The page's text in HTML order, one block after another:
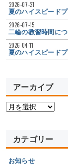
夏のハイスピード
2026-07-21
二輪の教習時間に
2026-07-15
夏のハイスピード
2026-04-11
アーカイブ
カテゴリー
お知らせ